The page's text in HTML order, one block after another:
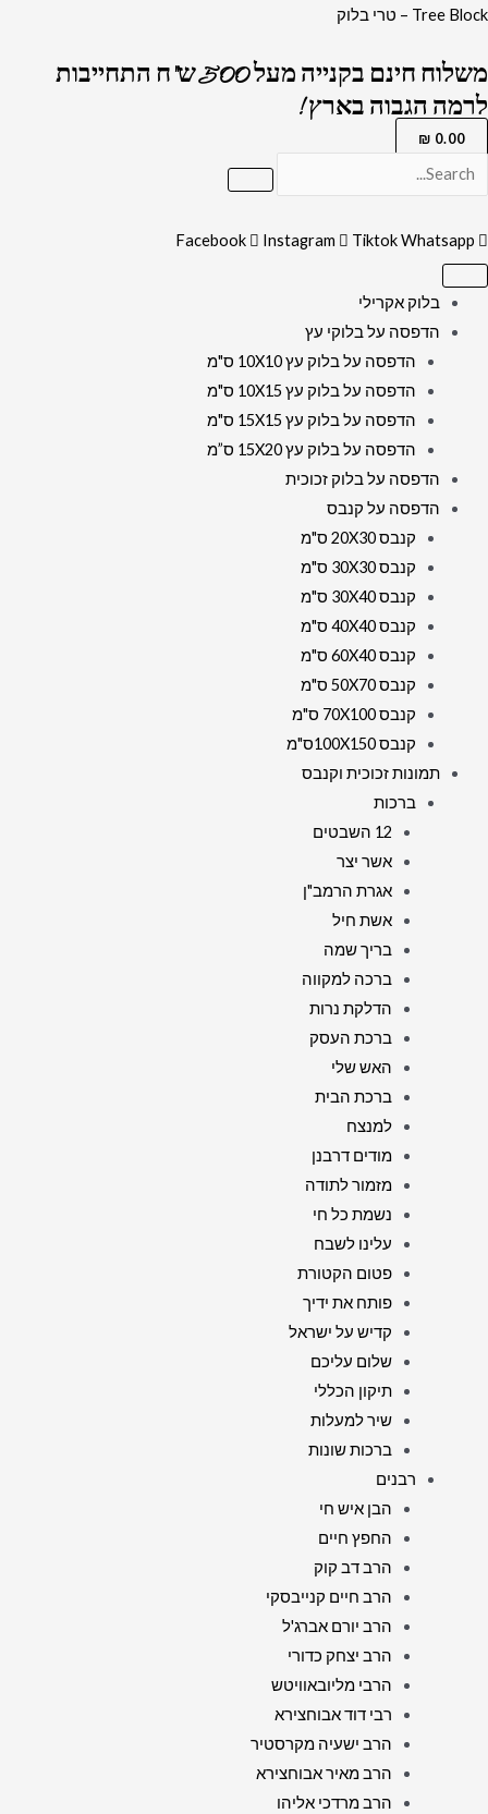
דילוג
Tree Block – טרי בלוק
משלוח חינם בקנייה מעל 500 ש"ח התחייבות
לרמה הגבוה בארץ !
0.00
₪
Facebook Instagram TiktokWhatsapp
בלוק אקרילי
הדפסה על בלוקי עץ
הדפסה על בלוק עץ 10X10 ס"מ
הדפסה על בלוק עץ 10X15 ס"מ
הדפסה על בלוק עץ 15X15 ס"מ
הדפסה על בלוק עץ 15X20 ס”מ
הדפסה על בלוק זכוכית
הדפסה על קנבס
קנבס 20X30 ס"מ
קנבס 30X30 ס"מ
קנבס 30X40 ס"מ
קנבס 40X40 ס"מ
קנבס 60X40 ס"מ
קנבס 50X70 ס"מ
קנבס 70X100 ס"מ
קנבס 100X150ס"מ
תמונות זכוכית וקנבס
ברכות
12 השבטים
אשר יצר
אגרת הרמב"ן
אשת חיל
בריך שמה
ברכה למקווה
הדלקת נרות
ברכת העסק
האש שלי
ברכת הבית
למנצח
מודים דרבנן
מזמור לתודה
נשמת כל חי
עלינו לשבח
פטום הקטורת
פותח את ידיך
קדיש על ישראל
שלום עליכם
תיקון הכללי
שיר למעלות
ברכות שונות
רבנים
הבן איש חי
החפץ חיים
הרב דב קוק
הרב חיים קנייבסקי
הרב יורם אברג'ל
הרב יצחק כדורי
הרבי מליובאוויטש
רבי דוד אבוחצירא
הרב ישעיה מקרסטיר
הרב מאיר אבוחצירא
הרב מרדכי אליהו
כמות
בלוק
אקרילי
שקוף
לתודה